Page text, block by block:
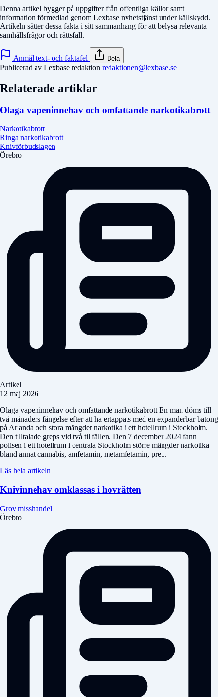
Denna artikel bygger på uppgifter från offentliga källor samt
information förmedlad genom Lexbase nyhetstjänst under källskydd.
Artikeln sätter dessa fakta i sitt sammanhang för att belysa relevanta
samhällsfrågor och rättsfall.
Anmäl text- och faktafel Dela
Publicerad av Lexbase redaktion redaktionen@lexbase.se
Relaterade artiklar
Olaga vapeninnehav och omfattande narkotikabrott
Narkotikabrott
Ringa narkotikabrott
Knivförbudslagen
Örebro
Artikel
12 maj 2026
Olaga vapeninnehav och omfattande narkotikabrott En man döms till
två månaders fängelse efter att ha ertappats med en expanderbar batong
på Arlanda och stora mängder narkotika i ett hotellrum i Stockholm.
Den tilltalade greps vid två tillfällen. Den 7 december 2024 fann
polisen i ett hotellrum i centrala Stockholm större mängder narkotika –
bland annat cannabis, amfetamin, metamfetamin, pre...
Läs hela artikeln
Knivinnehav omklassas i hovrätten
Grov misshandel
Örebro